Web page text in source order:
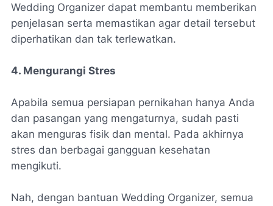
Wedding Organizer dapat membantu memberikan
penjelasan serta memastikan agar detail tersebut
diperhatikan dan tak terlewatkan.
4. Mengurangi Stres
Apabila semua persiapan pernikahan hanya Anda
dan pasangan yang mengaturnya, sudah pasti
akan menguras fisik dan mental. Pada akhirnya
stres dan berbagai gangguan kesehatan
mengikuti.
Nah, dengan bantuan Wedding Organizer, semua